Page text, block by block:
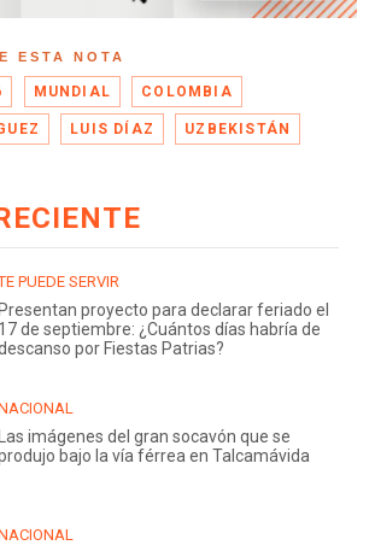
ESTA NOTA
MUNDIAL COLOMBIA
LUIS DÍAZ UZBEKISTÁN
PUEDE SERVIR
Presentan proyecto para declarar feriado el
17 de septiembre: ¿Cuántos días habría de
por Fiestas Patrias?
Las imágenes del gran socavón que se
bajo la vía férrea en Talcamávida